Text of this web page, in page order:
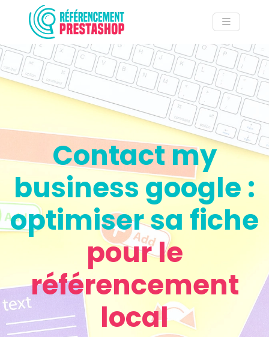
Contact my
business google :
optimiser sa fiche
pour le
référencement
local